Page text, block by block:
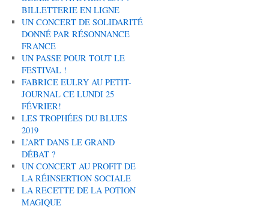
BILLETTERIE EN LIGNE
UN CONCERT DE SOLIDARITÉ
DONNÉ PAR RÉSONNANCE
FRANCE
UN PASSE POUR TOUT LE
FESTIVAL !
FABRICE EULRY AU PETIT-
JOURNAL CE LUNDI 25
FÉVRIER!
LES TROPHÉES DU BLUES
2019
L’ART DANS LE GRAND
DÉBAT ?
UN CONCERT AU PROFIT DE
LA RÉINSERTION SOCIALE
LA RECETTE DE LA POTION
MAGIQUE